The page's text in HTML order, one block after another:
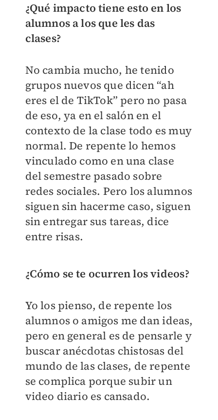
¿Qué impacto tiene esto en los
alumnos a los que les das
clases?
No cambia mucho, he tenido
grupos nuevos que dicen “ah
eres el de TikTok” pero no pasa
de eso, ya en el salón en el
contexto de la clase todo es muy
normal. De repente lo hemos
vinculado como en una clase
del semestre pasado sobre
redes sociales. Pero los alumnos
siguen sin hacerme caso, siguen
sin entregar sus tareas, dice
entre risas.
¿Cómo se te ocurren los videos?
Yo los pienso, de repente los
alumnos o amigos me dan ideas,
pero en general es de pensarle y
buscar anécdotas chistosas del
mundo de las clases, de repente
se complica porque subir un
video diario es cansado.